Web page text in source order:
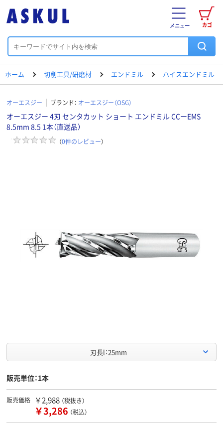
カゴ
メニュー
ホーム 切削工具/研磨材 エンドミル ハイスエンドミル
オーエスジー ブランド： オーエスジー（OSG）
オーエスジー 4刃 センタカット ショート エンドミル CCーEMS
8.5mm 8.5 1本（直送品）
（0件のレビュー）
刃長l：25mm
販売単位：1本
販売価格 ￥2,988 （税抜き）
￥3,286 （税込）